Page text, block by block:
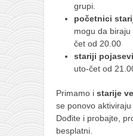
Okinava karate
najnovije na blogu
moje beleške
istorija karatea
kihon
grupi.
početnici
mogu da
čet od 20.00
stariji pojasevi
uto-čet od
Primamo i starije
se ponovo aktiviraju
Dođite i probajte,
besplatni.